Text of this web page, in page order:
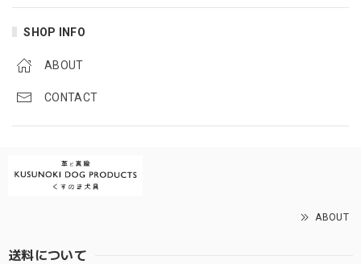
SHOP INFO
ABOUT
CONTACT
ABOUT
送料について